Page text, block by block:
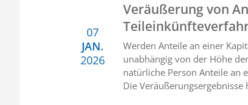
07
JAN.
2026
Veräußerung von
Werden Anteile an einer
unabhängig von der Höhe
natürliche Person Anteile an
Die